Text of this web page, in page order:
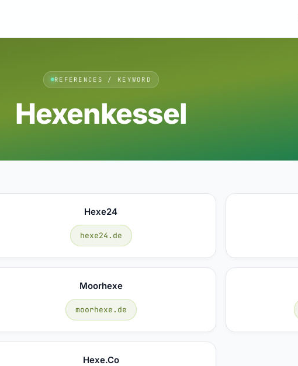
REFERENCES / KEYWORD
Hexenkessel
Hexe24
hexe24.de
Moorhexe
moorhexe.de
Hexe.co